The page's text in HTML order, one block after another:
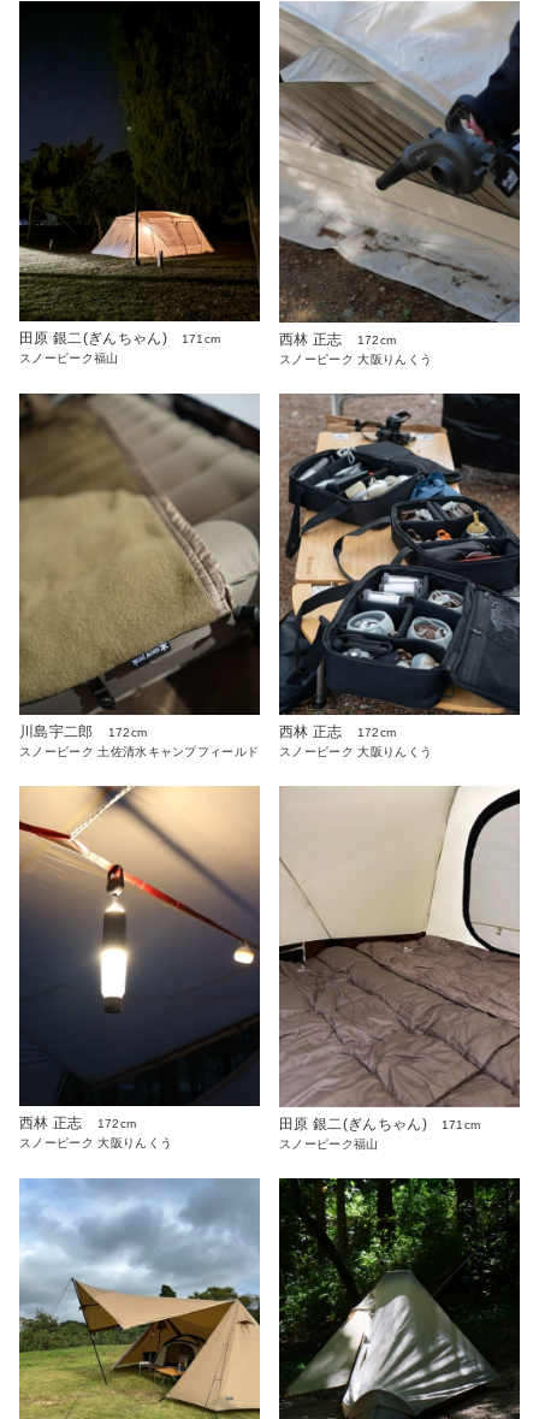
田原 銀二(ぎんちゃん)
171cm
スノーピーク福山
西林 正志
172cm
スノーピーク 大阪りんくう
川島宇二郎
172cm
スノーピーク 土佐清水キャンプフィールド
西林 正志
172cm
スノーピーク 大阪りんくう
西林 正志
172cm
スノーピーク 大阪りんくう
田原 銀二(ぎんちゃん)
171cm
スノーピーク福山